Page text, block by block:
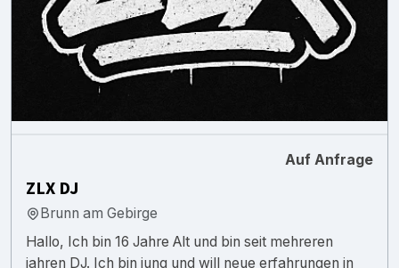
Auf Anfrage
ZLX DJ
Brunn am Gebirge
Hallo, Ich bin 16 Jahre Alt und bin seit mehreren
jahren DJ. Ich bin jung und will neue erfahrungen in